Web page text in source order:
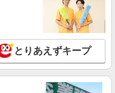
とりあえずキープ